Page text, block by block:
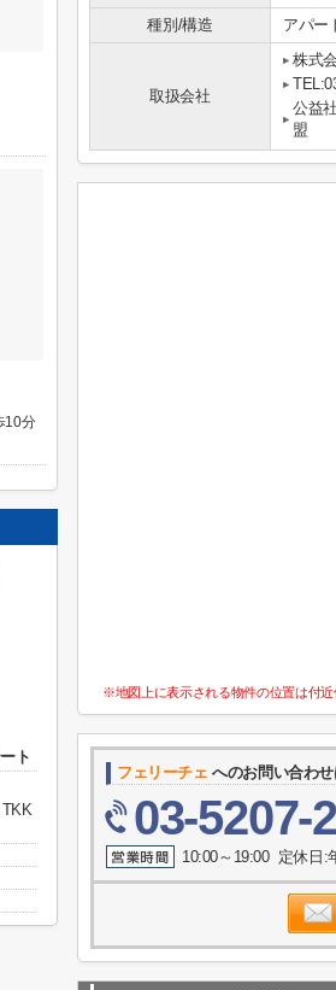
種別/構造
アパー
取扱会社
株式
公益
盟
※地図上に表示される物件の位置は付近
フェリーチェ へのお問い合わ
03-5207-
10:00～19:00 定休日:
10分
ト